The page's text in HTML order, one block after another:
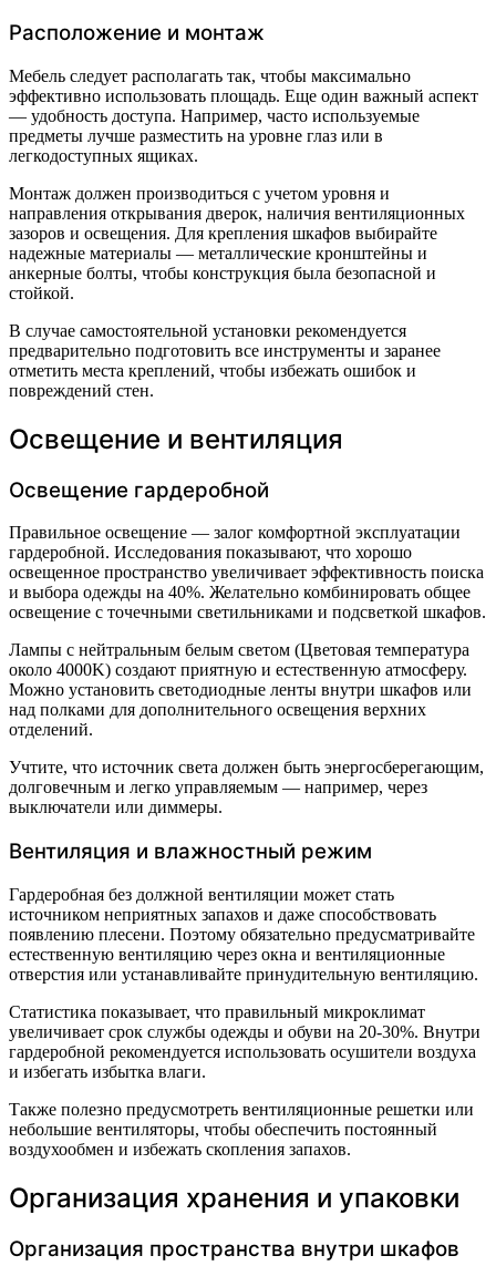
Расположение и монтаж
Мебель следует располагать так, чтобы максимально
эффективно использовать площадь. Еще один важный аспект
— удобность доступа. Например, часто используемые
предметы лучше разместить на уровне глаз или в
легкодоступных ящиках.
Монтаж должен производиться с учетом уровня и
направления открывания дверок, наличия вентиляционных
зазоров и освещения. Для крепления шкафов выбирайте
надежные материалы — металлические кронштейны и
анкерные болты, чтобы конструкция была безопасной и
стойкой.
В случае самостоятельной установки рекомендуется
предварительно подготовить все инструменты и заранее
отметить места креплений, чтобы избежать ошибок и
повреждений стен.
Освещение и вентиляция
Освещение гардеробной
Правильное освещение — залог комфортной эксплуатации
гардеробной. Исследования показывают, что хорошо
освещенное пространство увеличивает эффективность поиска
и выбора одежды на 40%. Желательно комбинировать общее
освещение с точечными светильниками и подсветкой шкафов.
Лампы с нейтральным белым светом (Цветовая температура
около 4000K) создают приятную и естественную атмосферу.
Можно установить светодиодные ленты внутри шкафов или
над полками для дополнительного освещения верхних
отделений.
Учтите, что источник света должен быть энергосберегающим,
долговечным и легко управляемым — например, через
выключатели или диммеры.
Вентиляция и влажностный режим
Гардеробная без должной вентиляции может стать
источником неприятных запахов и даже способствовать
появлению плесени. Поэтому обязательно предусматривайте
естественную вентиляцию через окна и вентиляционные
отверстия или устанавливайте принудительную вентиляцию.
Статистика показывает, что правильный микроклимат
увеличивает срок службы одежды и обуви на 20-30%. Внутри
гардеробной рекомендуется использовать осушители воздуха
и избегать избытка влаги.
Также полезно предусмотреть вентиляционные решетки или
небольшие вентиляторы, чтобы обеспечить постоянный
воздухообмен и избежать скопления запахов.
Организация хранения и упаковки
Организация пространства внутри шкафов